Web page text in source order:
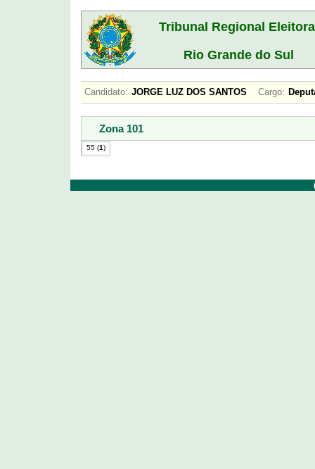
Tribunal Regional
Rio Grande do Sul
Candidato: JORGE LUZ DOS SANTOS Cargo:
Zona 101
55 (1)